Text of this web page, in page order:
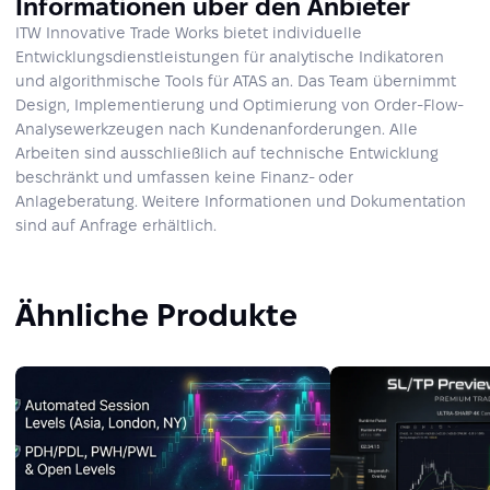
Informationen über den Anbieter
ITW Innovative Trade Works bietet individuelle
Entwicklungsdienstleistungen für analytische Indikatoren
und algorithmische Tools für ATAS an. Das Team übernimmt
Design, Implementierung und Optimierung von Order-Flow-
Analysewerkzeugen nach Kundenanforderungen. Alle
Arbeiten sind ausschließlich auf technische Entwicklung
beschränkt und umfassen keine Finanz- oder
Anlageberatung. Weitere Informationen und Dokumentation
sind auf Anfrage erhältlich.
Ähnliche Produkte